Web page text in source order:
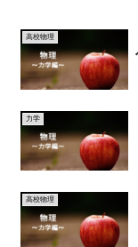
高校物理
力学
高校物理